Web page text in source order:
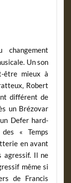
changement
Un son
être mieux à
Robert
différent de
un Brézovar
Defer hard-
« Temps
en avant
agressif. Il ne
même si
de Francis